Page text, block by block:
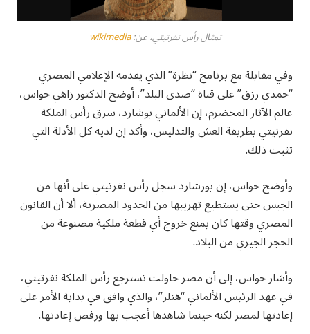
تمثال رأس نفرتيتي، عن:wikimedia
وفي مقابلة مع برنامج “نظرة” الذي يقدمه الإعلامي المصري
“حمدي رزق” على قناة “صدى البلد”، أوضح الدكتور زاهي حواس،
عالم الآثار المخضرم، إن الألماني بوشارد، سرق رأس الملكة
نفرتيتي بطريقة الغش والتدليس، وأكد إن لديه كل الأدلة التي
تثبت ذلك.
وأوضح حواس، إن بورشارد سجل رأس نفرتيتي على أنها من
الجبس حتى يستطيع تهريبها من الحدود المصرية، ألا أن القانون
المصري وقتها كان يمنع خروج أي قطعة ملكية مصنوعة من
الحجر الجيري من البلاد.
وأشار حواس، إلى أن مصر حاولت تسترجع رأس الملكة نفرتيتي،
في عهد الرئيس الألماني “هتلر”، والذي وافق في بداية الأمر على
إعادتها لمصر لكنه حينما شاهدها أعجب بها ورفض إعادتها.